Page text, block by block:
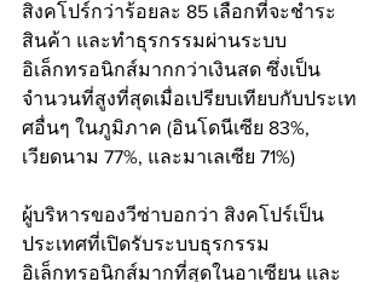
สิงคโปร์กว่าร้อยละ 85 เลือกที่จะชำระ
สินค้า และทำธุรกรรมผ่านระบบ
อิเล็กทรอนิกส์มากกว่าเงินสด ซึ่งเป็น
จำนวนที่สูงที่สุดเมื่อเปรียบเทียบกับประเท
ศอื่นๆ ในภูมิภาค (อินโดนีเซีย 83%,
เวียดนาม 77%, และมาเลเซีย 71%)
ผู้บริหารของวีซ่าบอกว่า สิงคโปร์เป็น
ประเทศที่เปิดรับระบบธุรกรรม
อิเล็กทรอนิกส์มากที่สุดในอาเซียน และ